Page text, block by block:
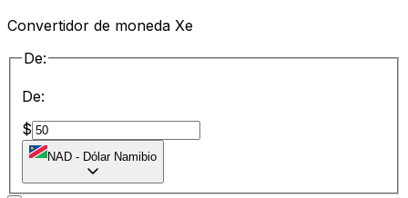
Convertidor de moneda Xe
De:
De:
$
NAD - Dólar Namibio